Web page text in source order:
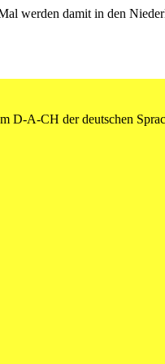
werden damit in den
D-A-CH der deutschen